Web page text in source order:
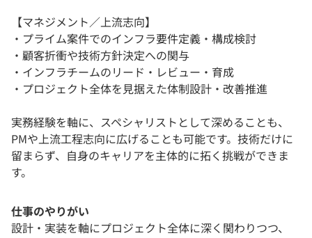
【マネジメント／上流志向】
・プライム案件でのインフラ要件定義・構成検討
・顧客折衝や技術方針決定への関与
・インフラチームのリード・レビュー・育成
・プロジェクト全体を見据えた体制設計・改善推進
実務経験を軸に、スペシャリストとして深めることも、
PMや上流工程志向に広げることも可能です。技術だけに
留まらず、自身のキャリアを主体的に拓く挑戦ができま
す。
仕事のやりがい
設計・実装を軸にプロジェクト全体に深く関わりつつ、